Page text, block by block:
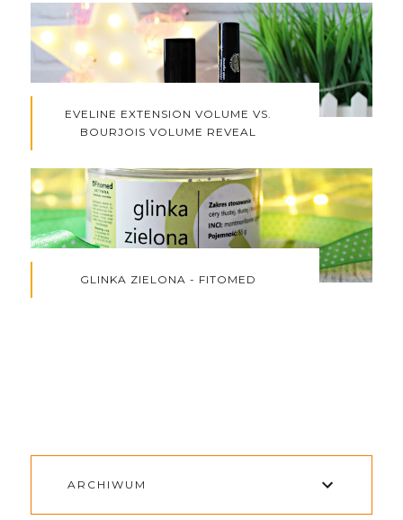
EVELINE EXTENSION VOLUME VS.
BOURJOIS VOLUME REVEAL
GLINKA ZIELONA - FITOMED
ARCHIWUM